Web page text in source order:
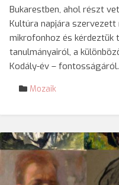
Bukarestben, ahol részt
Kultúra napjára szervezett
mikrofonhoz és kérdeztük
tanulmányairól, a
Kodály-év – fontosságáról.
Mozaik